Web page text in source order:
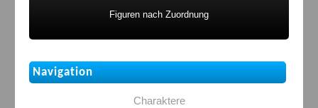
Figuren nach Zuordnung
Navigation
Charaktere